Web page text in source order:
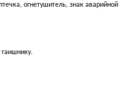
огнетушитель, знак аварийной